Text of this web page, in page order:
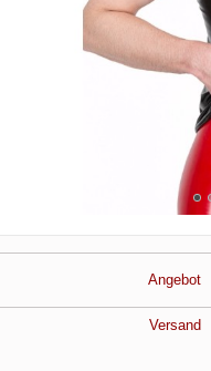
Angebot
Versand